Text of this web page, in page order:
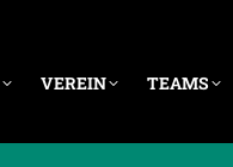
VEREIN TEAMS